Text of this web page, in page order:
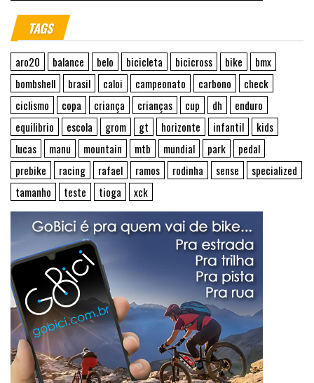
TAGS
aro20 balance belo bicicleta bicicross bike
bmx
bombshell
brasil caloi campeonato carbono
check
ciclismo
copa criança crianças cup dh
enduro
equilibrio
escola grom gt horizonte infantil
kids
lucas
manu mountain mtb mundial park
pedal
prebike
racing rafael ramos rodinha sense
specialized
tamanho
teste tioga xck